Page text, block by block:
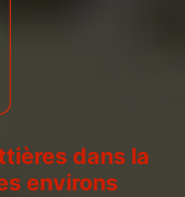
dans la
environs